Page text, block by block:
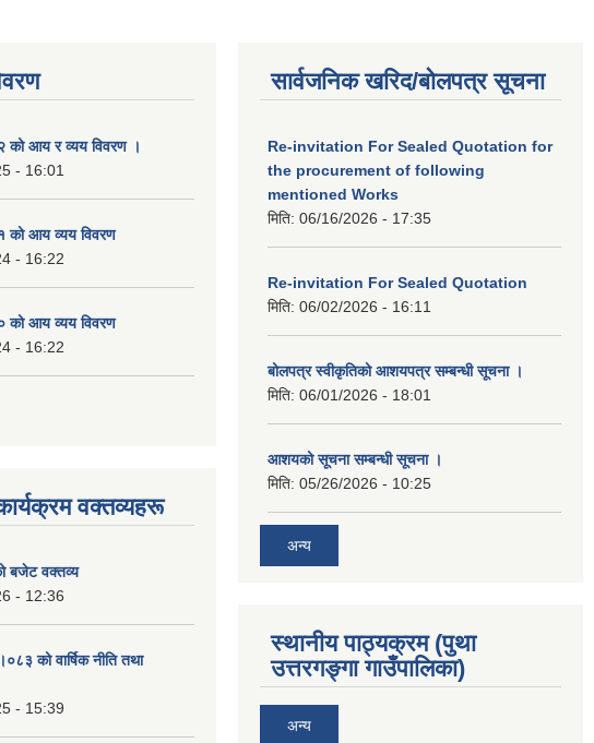
आय र व्यय विवरण ।
- 16:01
आय व्यय विवरण
- 16:22
आय व्यय विवरण
- 16:22
वक्तव्यहरू
बजेट वक्तव्य
- 12:36
को वार्षिक नीति तथा
- 15:39
सार्वजनिक खरिद/बोलपत्र सूचना
Re-invitation For Sealed Quotation for
the procurement of following
mentioned Works
मिति: 06/16/2026 - 17:35
Re-invitation For Sealed Quotation
मिति: 06/02/2026 - 16:11
बोलपत्र स्वीकृतिको आशयपत्र सम्बन्धी सूचना ।
मिति: 06/01/2026 - 18:01
आशयको सूचना सम्बन्धी सूचना ।
मिति: 05/26/2026 - 10:25
अन्य
स्थानीय पाठ्यक्रम (पुथा
उत्तरगङ्गा गाउँपालिका)
अन्य